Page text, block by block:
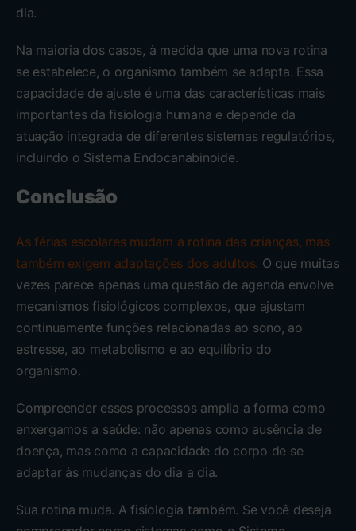
dia.
Na maioria dos casos, à medida que uma nova rotina
se estabelece, o organismo também se adapta. Essa
capacidade de ajuste é uma das características mais
importantes da fisiologia humana e depende da
atuação integrada de diferentes sistemas regulatórios,
incluindo o Sistema Endocanabinoide.
Conclusão
As férias escolares mudam a rotina das crianças, mas
também exigem adaptações dos adultos. O que muitas
vezes parece apenas uma questão de agenda envolve
mecanismos fisiológicos complexos, que ajustam
continuamente funções relacionadas ao sono, ao
estresse, ao metabolismo e ao equilíbrio do
organismo.
Compreender esses processos amplia a forma como
enxergamos a saúde: não apenas como ausência de
doença, mas como a capacidade do corpo de se
adaptar às mudanças do dia a dia.
Sua rotina muda. A fisiologia também. Se você deseja